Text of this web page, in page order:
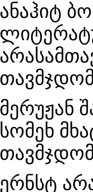
ანაჰიტ
მერუჟან
სომეხ
ერნსტ